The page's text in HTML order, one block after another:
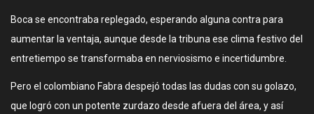
Boca se encontraba replegado, esperando alguna contra para
aumentar la ventaja, aunque desde la tribuna ese clima festivo del
entretiempo se transformaba en nerviosismo e incertidumbre.
Pero el colombiano Fabra despejó todas las dudas con su golazo,
que logró con un potente zurdazo desde afuera del área, y así